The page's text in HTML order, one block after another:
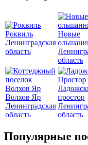
Роквиль
Ленинградская
область
Новые
область
Волхов Яр
Ленинградская
область
простор
область
Популярные